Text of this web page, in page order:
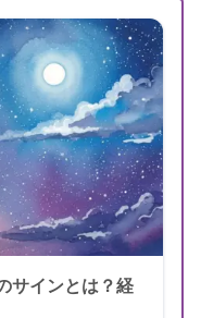
サインとは？経